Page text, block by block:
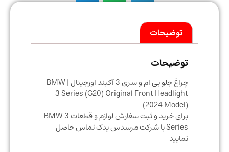
توضیحات
توضیحات
چراغ جلو بی ام و سری 3 آکبند اورجینال | BMW
3 Series (G20) Original Front Headlight
(2024 Model)
برای خرید و ثبت سفارش لوازم و قطعات BMW 3
Series با شرکت مرسدس یدک تماس حاصل
نمایید